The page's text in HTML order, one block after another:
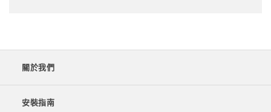
關於我們
安裝指南